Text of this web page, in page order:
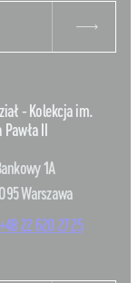
- Kolekcja im.
II
1A
Warszawa
+48 22 620 27 25